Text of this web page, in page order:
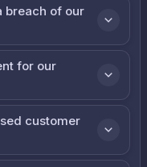
breach of our
for our
customer